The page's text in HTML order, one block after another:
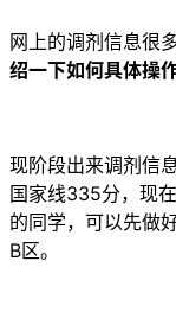
网上的调剂信息很
绍一下如何具体操
现阶段出来调剂信
国家线335分，现
的同学，可以先做
B区。